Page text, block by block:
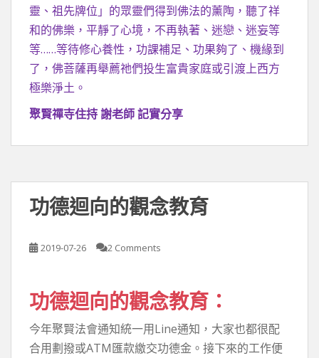
靈、祖先牌位」的眾靈們得到佛法的薰陶，聽了祥
和的佛樂，平靜了心境，不再執著、迷戀、迷妄等
等……等待修心養性，功課補足、功果夠了、機緣到
了，佛菩薩再舉薦祂們投生富貴家庭或引渡上西方
極樂淨土。
聚賢禪寺住持 謝老師 記實分享
功德迴向的觀念教育
2019-07-26 2 Comments
功德迴向的觀念教育：
今年聚賢法會通知統一用Line通知，大家也都很配
合用劃撥或ATM匯款繳交功德金。接下來的工作便